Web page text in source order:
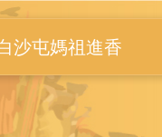
沙屯媽祖進香